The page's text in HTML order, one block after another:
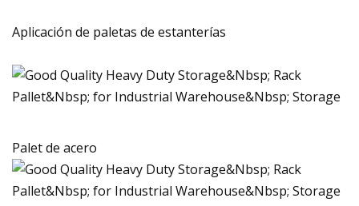
Aplicación de paletas de estanterías
Palet de acero